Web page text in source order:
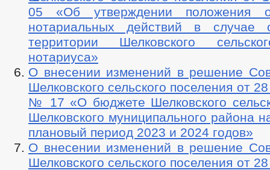
05 «Об утверждении положения
нотариальных действий в случае
территории Шелковского
нотариуса»
О внесении изменений в решение
Шелковского сельского поселения от
№ 17 «О бюджете Шелковского
Шелковского муниципального района
плановый период 2023 и 2024 годов»
О внесении изменений в решение
Шелковского сельского поселения от